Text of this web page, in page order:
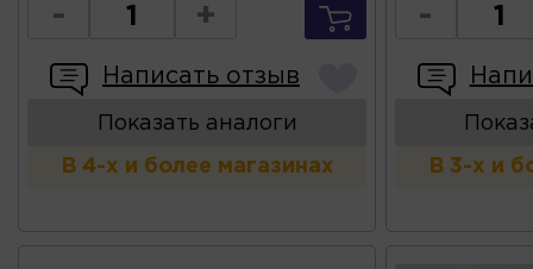
- +
Написать отзыв
Показать аналоги
В 4-х и более магазинах
-
В 3-х и